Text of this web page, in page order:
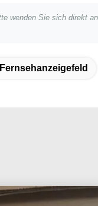
wenden Sie sich direkt